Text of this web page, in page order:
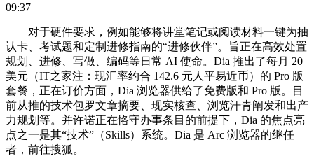
09:37
对于硬件要求，例如能够将讲堂笔记或阅读材料一键为抽
认卡、考试题和定制进修指南的“进修伙伴”。旨正在高效处置
规划、进修、写做、编码等日常 AI 使命。Dia 推出了每月 20
美元（IT之家注：现汇率约合 142.6 元人平易近币）的 Pro 版
套餐，正在订价方面，Dia 浏览器供给了免费版和 Pro 版。目
前从推的技术包罗文章摘要、现实核查、浏览汗青阐发和出产
力规划等。并许诺正在恪守办事条目的前提下，Dia 的焦点亮
点之一是其“技术”（Skills）系统。Dia 是 Arc 浏览器的继任
者，前往搜狐。